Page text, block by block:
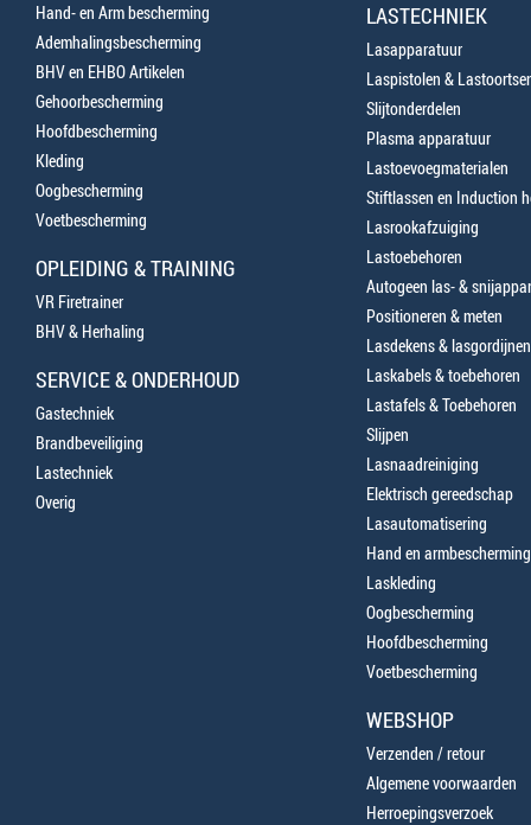
Hand- en Arm bescherming
Ademhalingsbescherming
BHV en EHBO Artikelen
Gehoorbescherming
Hoofdbescherming
Kleding
Oogbescherming
Voetbescherming
OPLEIDING & TRAINING
VR Firetrainer
BHV & Herhaling
SERVICE & ONDERHOUD
Gastechniek
Brandbeveiliging
Lastechniek
Overig
LASTECHNIEK
Lasapparatuur
Laspistolen &
Slijtonderdelen
Plasma apparatuur
Lastoevoegmaterialen
Stiftlassen en Induction
Lasrookafzuiging
Lastoebehoren
Autogeen las- &
Positioneren & meten
Lasdekens & lasgordijnen
Laskabels & toebehoren
Lastafels & Toebehoren
Slijpen
Lasnaadreiniging
Elektrisch gereedschap
Lasautomatisering
Hand en armbescherming
Laskleding
Oogbescherming
Hoofdbescherming
Voetbescherming
WEBSHOP
Verzenden / retour
Algemene voorwaarden
Herroepingsverzoek